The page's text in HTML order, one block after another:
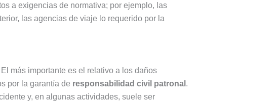
a exigencias de normativa; por ejemplo, las
las agencias de viaje lo requerido por la
más importante es el relativo a los daños
por la garantía de responsabilidad civil patronal .
y, en algunas actividades, suele ser